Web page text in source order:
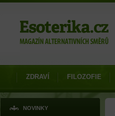
ZDRAVÍ FILOZOFIE
NOVINKY